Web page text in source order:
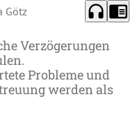
Götz headphones chrome_reader_mode
Verzögerungen
Probleme und
werden als